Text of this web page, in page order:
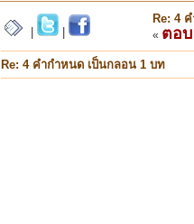
Re: 4
« ตอบ
Re: 4 คำกำหนด เป็นกลอน 1 บท